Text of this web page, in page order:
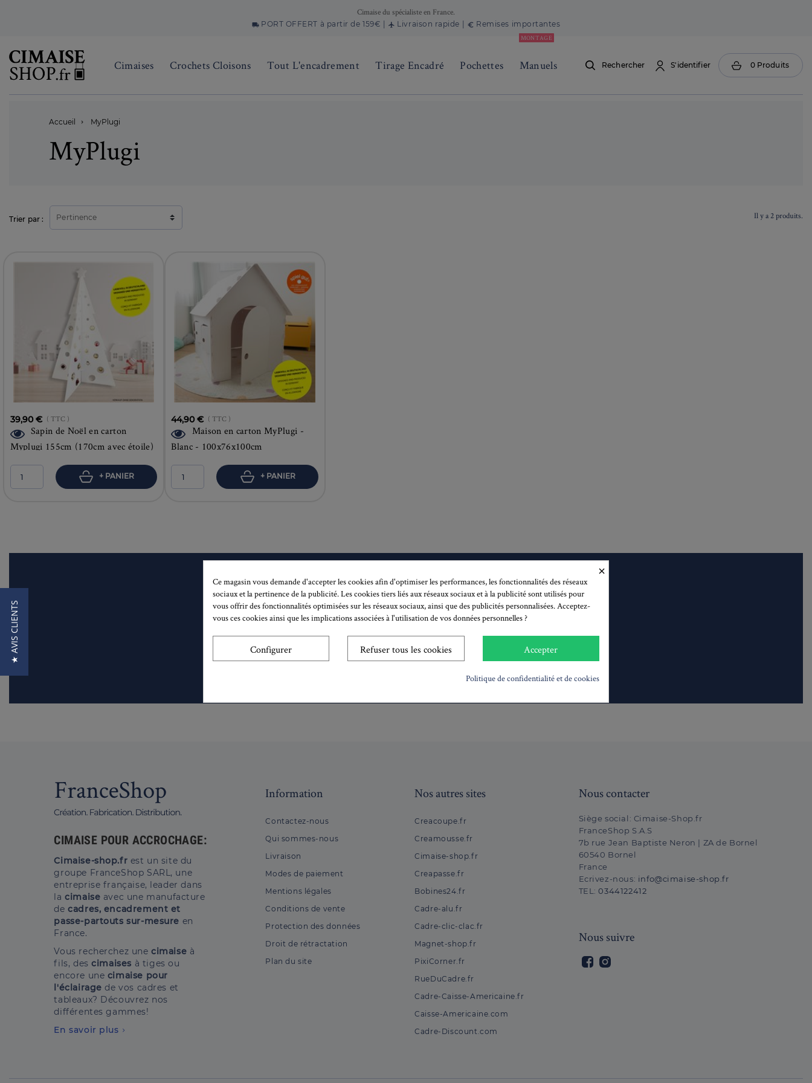
Cimaise du spécialiste en France.
local_shippingPORT OFFERT à partir de 159€ | flight Livraison rapide | euro_symbol Remises importantes
Cimaises Crochets Cloisons Tout L'encadrement Tirage Encadré Pochettes Manuels
MONTAGE
Rechercher S'identifier 0 Produits
Accueil  MyPlugi
MyPlugi
Il y a 2 produits.
Trier par : Pertinence
39,90 € ( TTC )
Sapin de Noël en carton
Myplugi 155cm (170cm avec étoile)
+ PANIER
44,90 € ( TTC )
Maison en carton MyPlugi -
Blanc - 100x76x100cm
+ PANIER
S'abonner à la newsletter!
S'inscrire
CIMAISE POUR ACCROCHAGE:
Cimaise-shop.fr est un site du
groupe FranceShop SARL, une
entreprise française, leader dans
lacimaise avec une manufacture
de cadres, encadrement et
passe-partouts sur-mesure en
France.
Vous recherchez unecimaise à
fils, descimaises à tiges ou
encore une cimaise pour
l'éclairage de vos cadres et
tableaux? Découvrez nos
différentes gammes!
En savoir plus
Information
Contactez-nous
Qui sommes-nous
Livraison
Modes de paiement
Mentions légales
Conditions de vente
Protection des données
Droit de rétractation
Plan du site
Nos autres sites
Creacoupe.fr
Creamousse.fr
Cimaise-shop.fr
Creapasse.fr
Bobines24.fr
Cadre-alu.fr
Cadre-clic-clac.fr
Magnet-shop.fr
PixiCorner.fr
RueDuCadre.fr
Cadre-Caisse-Americaine.fr
Caisse-Americaine.com
Cadre-Discount.com
Nous contacter
Siège social: Cimaise-Shop.fr
FranceShop S.A.S
7b rue Jean Baptiste Neron | ZA de Bornel
60540 Bornel
France
Ecrivez-nous: info@cimaise-shop.fr
TEL:0344122412
Nous suivre
Facebook
Instagram
×
Ce magasin vous demande d'accepter les cookies afin d'optimiser les performances, les fonctionnalités des réseaux
sociaux et la pertinence de la publicité. Les cookies tiers liés aux réseaux sociaux et à la publicité sont utilisés pour
vous offrir des fonctionnalités optimisées sur les réseaux sociaux, ainsi que des publicités personnalisées. Acceptez-
vous ces cookies ainsi que les implications associées à l'utilisation de vos données personnelles ?
Accepter
Refuser tous les cookies
Configurer
Politique de confidentialité et de cookies
★ AVIS CLIENTS